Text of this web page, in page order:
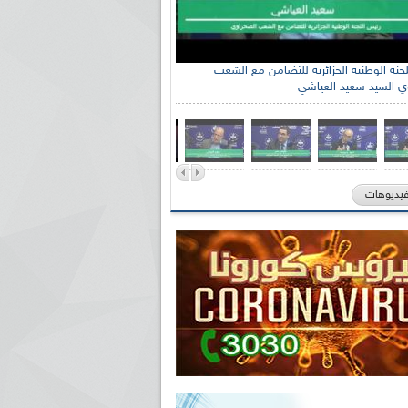
الوطنية الجزائرية للتضامن مع الشعب
السيد سعيد العياشي